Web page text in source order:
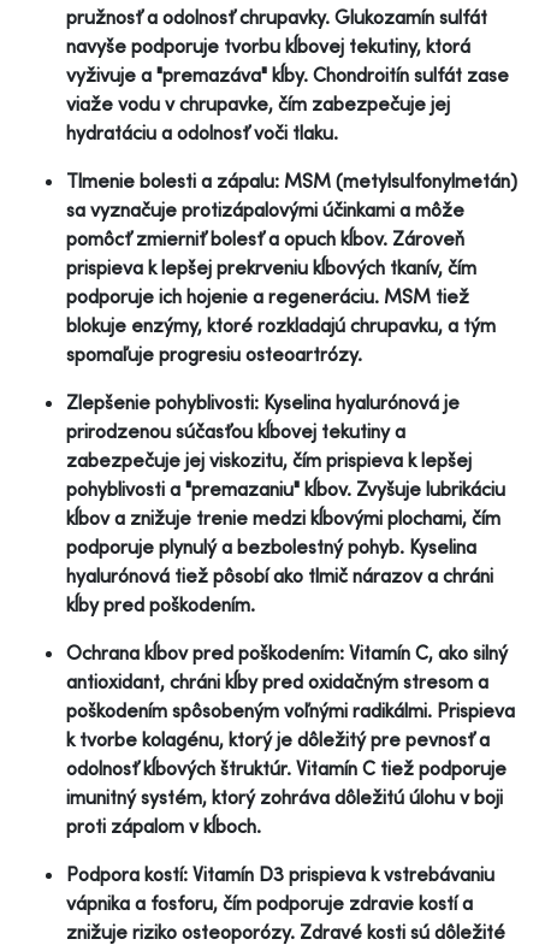
pružnosť a odolnosť chrupavky. Glukozamín sulfát
navyše podporuje tvorbu kĺbovej tekutiny, ktorá
vyživuje a "premazáva" kĺby. Chondroitín sulfát zase
viaže vodu v chrupavke, čím zabezpečuje jej
hydratáciu a odolnosť voči tlaku.
Tlmenie bolesti a zápalu: MSM (metylsulfonylmetán)
sa vyznačuje protizápalovými účinkami a môže
pomôcť zmierniť bolesť a opuch kĺbov. Zároveň
prispieva k lepšej prekrveniu kĺbových tkanív, čím
podporuje ich hojenie a regeneráciu. MSM tiež
blokuje enzýmy, ktoré rozkladajú chrupavku, a tým
spomaľuje progresiu osteoartrózy.
Zlepšenie pohyblivosti: Kyselina hyalurónová je
prirodzenou súčasťou kĺbovej tekutiny a
zabezpečuje jej viskozitu, čím prispieva k lepšej
pohyblivosti a "premazaniu" kĺbov. Zvyšuje lubrikáciu
kĺbov a znižuje trenie medzi kĺbovými plochami, čím
podporuje plynulý a bezbolestný pohyb. Kyselina
hyalurónová tiež pôsobí ako tlmič nárazov a chráni
kĺby pred poškodením.
Ochrana kĺbov pred poškodením: Vitamín C, ako silný
antioxidant, chráni kĺby pred oxidačným stresom a
poškodením spôsobeným voľnými radikálmi. Prispieva
k tvorbe kolagénu, ktorý je dôležitý pre pevnosť a
odolnosť kĺbových štruktúr. Vitamín C tiež podporuje
imunitný systém, ktorý zohráva dôležitú úlohu v boji
proti zápalom v kĺboch.
Podpora kostí: Vitamín D3 prispieva k vstrebávaniu
vápnika a fosforu, čím podporuje zdravie kostí a
znižuje riziko osteoporózy. Zdravé kosti sú dôležité